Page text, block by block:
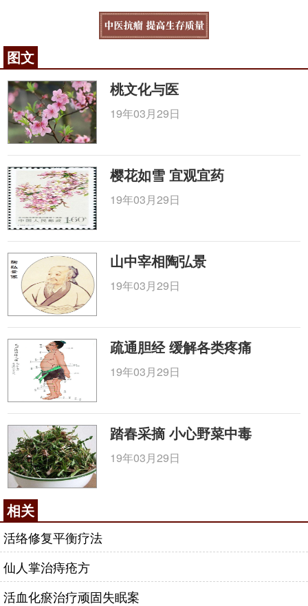
图文
桃文化与医
19年03月29日
樱花如雪 宜观宜药
19年03月29日
山中宰相陶弘景
19年03月29日
疏通胆经 缓解各类疼痛
19年03月29日
踏春采摘 小心野菜中毒
19年03月29日
相关
活络修复平衡疗法
仙人掌治痔疮方
活血化瘀治疗顽固失眠案